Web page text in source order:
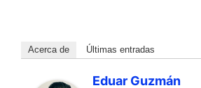
Acerca de Últimas entradas
Eduar Guzmán